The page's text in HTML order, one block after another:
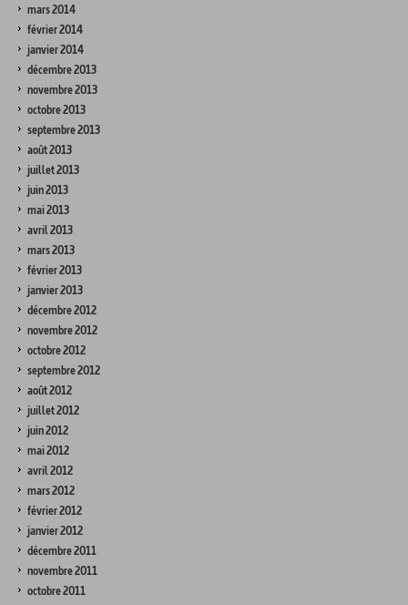
mars 2014
février 2014
janvier 2014
décembre 2013
novembre 2013
octobre 2013
septembre 2013
août 2013
juillet 2013
juin 2013
mai 2013
avril 2013
mars 2013
février 2013
janvier 2013
décembre 2012
novembre 2012
octobre 2012
septembre 2012
août 2012
juillet 2012
juin 2012
mai 2012
avril 2012
mars 2012
février 2012
janvier 2012
décembre 2011
novembre 2011
octobre 2011